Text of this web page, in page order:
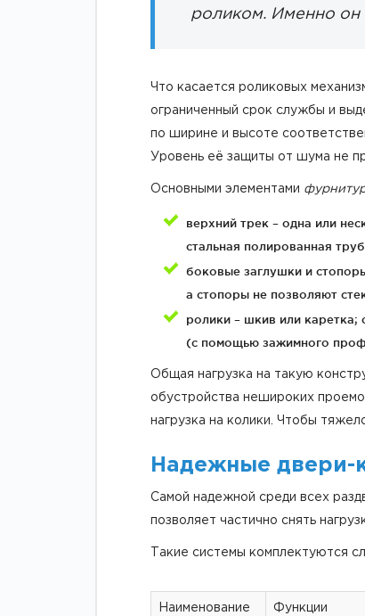
роликом. Именно он
Что касается роликовых
ограниченный срок службы и
по ширине и высоте
Уровень её защиты от шума не
Основными элементами
верхний трек – одна или
стальная полированная
боковые заглушки и
а стопоры не позволяют
ролики – шкив или каретка;
(с помощью зажимного
Общая нагрузка на такую
обустройства нешироких
нагрузка на колики. Чтобы
Надежные двери-
Самой надежной среди всех
позволяет частично снять
Такие системы комплектуются
Наименование
Функции